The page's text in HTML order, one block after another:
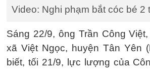
Video: Nghi phạm bắt cóc bé 2
Sáng 22/9, ông Trần Công
xã Việt Ngọc, huyện Tân Yên
biết, tối 21/9, lực lượng của